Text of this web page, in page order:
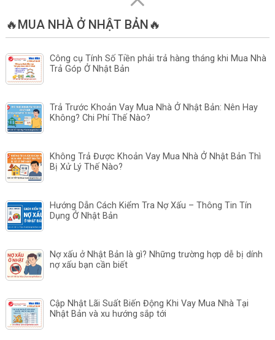
🔥MUA NHÀ Ở NHẬT BẢN🔥
Công cụ Tính Số Tiền phải trả hàng tháng khi Mua Nhà
Trả Góp Ở Nhật Bản
Trả Trước Khoản Vay Mua Nhà Ở Nhật Bản: Nên Hay
Không? Chi Phí Thế Nào?
Không Trả Được Khoản Vay Mua Nhà Ở Nhật Bản Thì
Bị Xử Lý Thế Nào?
Hướng Dẫn Cách Kiểm Tra Nợ Xấu – Thông Tin Tín
Dụng Ở Nhật Bản
Nợ xấu ở Nhật Bản là gì? Những trường hợp dễ bị dính
nợ xấu bạn cần biết
Cập Nhật Lãi Suất Biến Động Khi Vay Mua Nhà Tại
Nhật Bản và xu hướng sắp tới